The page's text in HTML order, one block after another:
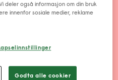
deler også informasjon om din bruk
innenfor sosiale medier, reklame
Godta alle cookier